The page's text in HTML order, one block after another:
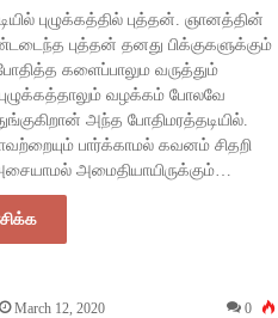
புழுக்கத்தில் புத்தன். ஞானத்தின்
புத்தன் தனது பிக்குகளுக்கும்
களைப்பாலும வருத்தும்
வழக்கம் போலவே
அந்த போதிமரத்தடியில்.
பார்க்காமல் கவனம் சிதறி
அமைதியாயிருக்கும்…
March 12, 2020 0